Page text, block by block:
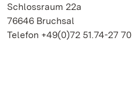
Schlossraum 22a
76646 Bruchsal
Telefon +49(0)72 51.74-27 70